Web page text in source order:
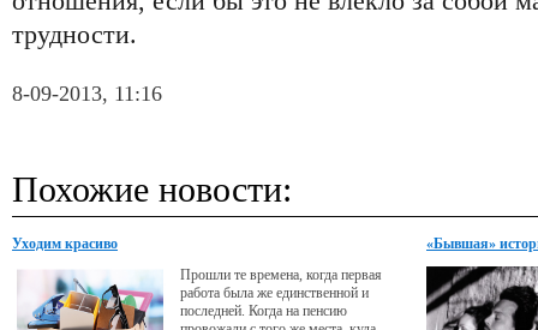
трудности.
8-09-2013, 11:16
Похожие новости:
Уходим красиво
Прошли те времена, когда первая
работа была же единственной и
последней. Когда на пенсию
«Бывшая»